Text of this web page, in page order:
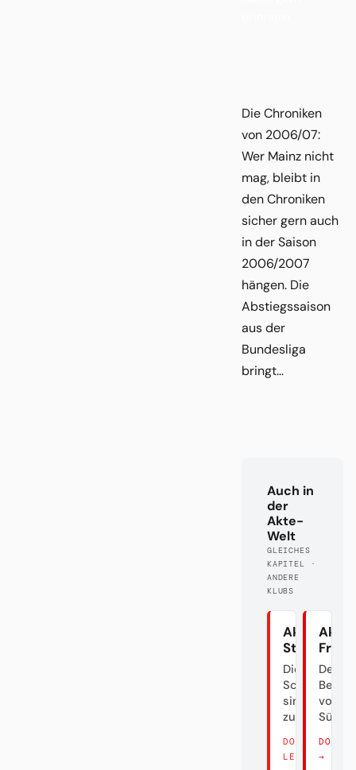
Die Chroniken
von 2006/07:
Wer Mainz nicht
mag, bleibt in
den Chroniken
sicher gern auch
in der Saison
2006/2007
hängen. Die
Abstiegssaison
aus der
Bundesliga
bringt…
Auch in
der
Akte-
Welt
GLEICHES
KAPITEL ·
ANDERE
KLUBS
Akte
Stuttgart
Die
Schwaben
sind
zurück
DORT
LESEN →
Akte
Der
von
DORT
→